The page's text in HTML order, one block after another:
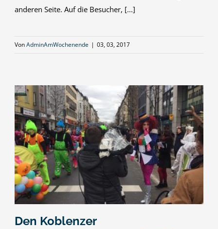
anderen Seite. Auf die Besucher, [...]
VonAdminAmWochenende | 03, 03, 2017
Den Koblenzer